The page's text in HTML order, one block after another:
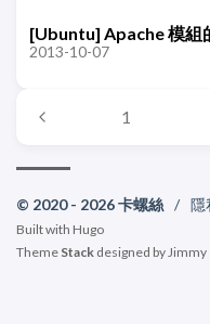
[Ubuntu] Apache 模組
2013-10-07
1
© 2020 - 2026 卡螺絲 / 隱
Built with Hugo
Theme Stack designed by Jimmy